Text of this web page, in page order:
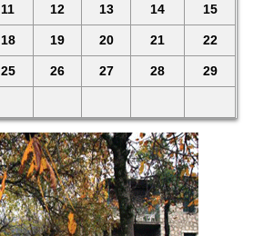
11 12 13 14 15
18 19 20 21 22
25 26 27 28 29